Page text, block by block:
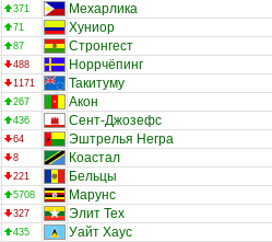
371 Мехарлика
71 Хуниор
87 Стронгест
488 Норрчёпинг
1171 Такитуму
267 Акон
436 Сент-Джозефс
64 Эштрелья Негра
8 Коастал
221 Бельцы
5708 Марунс
327 Элит Тех
435 Уайт Хаус